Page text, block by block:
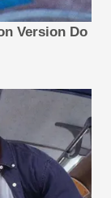
Version Do